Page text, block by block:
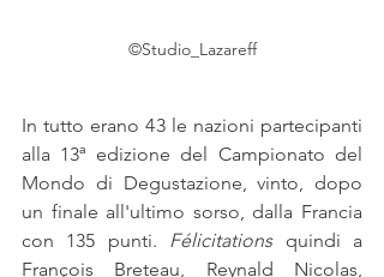
©Studio_Lazareff
In tutto erano 43 le nazioni partecipanti
alla 13ª edizione del Campionato del
Mondo di Degustazione, vinto, dopo
un finale all'ultimo sorso, dalla Francia
con 135 punti. Félicitations quindi a
François Breteau, Reynald Nicolas,